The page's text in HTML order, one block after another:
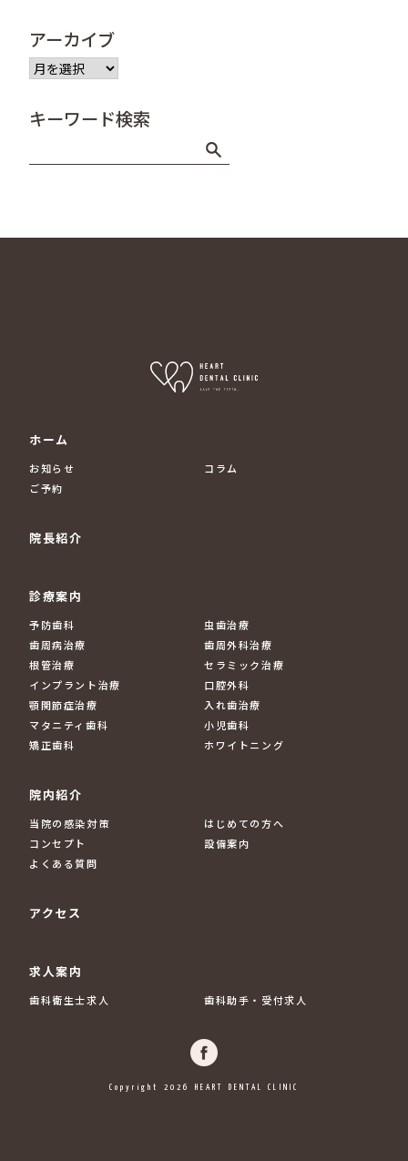
アーカイブ
ア
ー
イ
キーワード検索
ホーム
お知らせ
コラム
ご予約
院長紹介
診療案内
予防歯科
虫歯治療
歯周病治療
歯周外科治療
根管治療
セラミック治療
インプラント治療
口腔外科
顎関節症治療
入れ歯治療
マタニティ歯科
小児歯科
矯正歯科
ホワイトニング
院内紹介
当院の感染対策
はじめての方へ
コンセプト
設備案内
よくある質問
アクセス
求人案内
歯科衛生士求人 歯科助手・受付求人
Copyright 2026 HEART DENTAL CLINIC